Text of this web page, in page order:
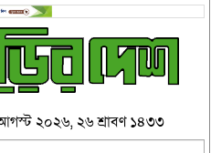
২০২৬, ২৬ শ্রাবণ ১৪৩৩